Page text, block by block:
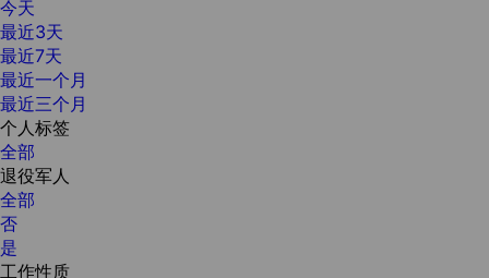
今天
最近3天
最近7天
最近一个月
最近三个月
个人标签
全部
退役军人
全部
否
是
工作性质